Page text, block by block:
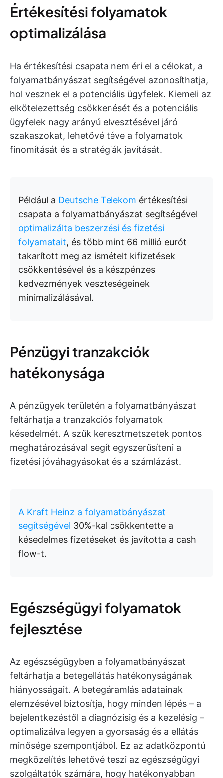
Értékesítési folyamatok
optimalizálása
Ha értékesítési csapata nem éri el a célokat, a
folyamatbányászat segítségével azonosíthatja,
hol vesznek el a potenciális ügyfelek. Kiemeli az
elkötelezettség csökkenését és a potenciális
ügyfelek nagy arányú elvesztésével járó
szakaszokat, lehetővé téve a folyamatok
finomítását és a stratégiák javítását.
Például a Deutsche Telekom értékesítési
csapata a folyamatbányászat segítségével
optimalizálta beszerzési és fizetési
folyamatait, és több mint 66 millió eurót
takarított meg az ismételt kifizetések
csökkentésével és a készpénzes
kedvezmények veszteségeinek
minimalizálásával.
Pénzügyi tranzakciók
hatékonysága
A pénzügyek területén a folyamatbányászat
feltárhatja a tranzakciós folyamatok
késedelmét. A szűk keresztmetszetek pontos
meghatározásával segít egyszerűsíteni a
fizetési jóváhagyásokat és a számlázást.
A Kraft Heinz a folyamatbányászat
segítségével 30%-kal csökkentette a
késedelmes fizetéseket és javította a cash
flow-t.
Egészségügyi folyamatok
fejlesztése
Az egészségügyben a folyamatbányászat
feltárhatja a betegellátás hatékonyságának
hiányosságait. A betegáramlás adatainak
elemzésével biztosítja, hogy minden lépés – a
bejelentkezéstől a diagnózisig és a kezelésig –
optimalizálva legyen a gyorsaság és a ellátás
minősége szempontjából. Ez az adatközpontú
megközelítés lehetővé teszi az egészségügyi
szolgáltatók számára, hogy hatékonyabban